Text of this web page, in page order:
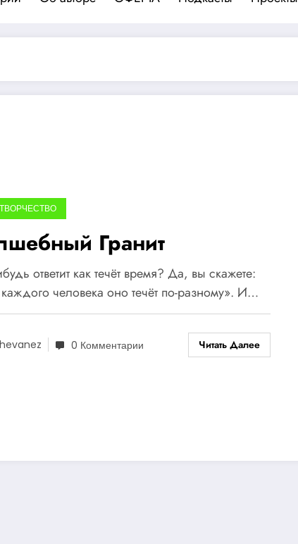
Гранит
ответит как течёт время? Да, вы скажете:
человека оно течёт по-разному». И…
0 Комментарии Читать Далее